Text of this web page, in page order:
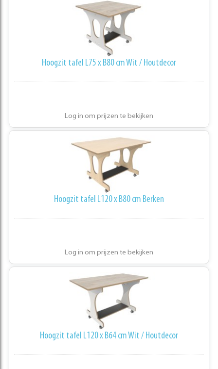
Hoogzit tafel L75 x B80 cm Wit / Houtdecor
Log in om prijzen te bekijken
Hoogzit tafel L120 x B80 cm Berken
Log in om prijzen te bekijken
Hoogzit tafel L120 x B64 cm Wit / Houtdecor